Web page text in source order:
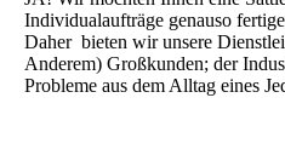
Individualaufträge genauso
Daher bieten wir unsere
Anderem) Großkunden; der
Probleme aus dem Alltag eines